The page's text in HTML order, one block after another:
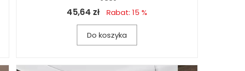
45,64 zł Rabat: 15 %
Do koszyka